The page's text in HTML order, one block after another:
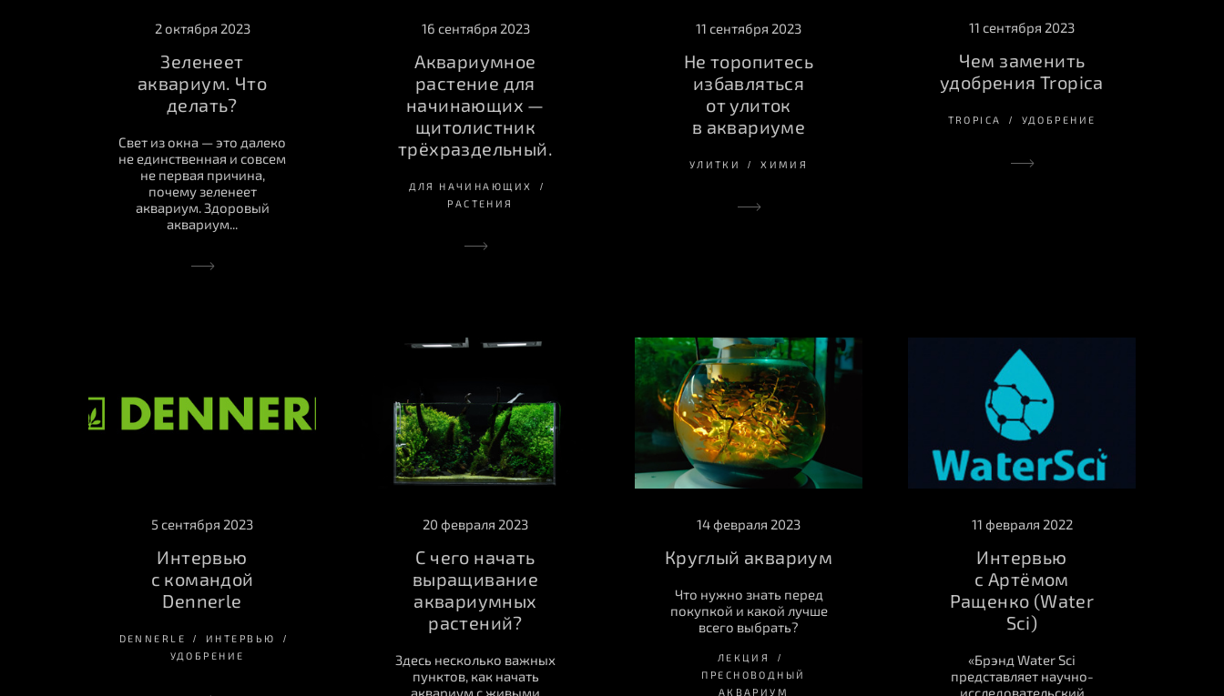
2 октября 2023
Зеленеет
аквариум. Что
делать?
Свет из окна — это далеко
не единственная и совсем
не первая причина,
почему зеленеет
аквариум. Здоровый
аквариум...
16 сентября 2023
Аквариумное
растение для
начинающих —
щитолистник
трёхраздельный.
ДЛЯ НАЧИНАЮЩИХ
РАСТЕНИЯ
11 сентября 2023
Не торопитесь
избавляться
от улиток
в аквариуме
УЛИТКИ ХИМИЯ
11 сентября 2023
Чем заменить
удобрения Tropica
TROPICA УДОБРЕНИЕ
5 сентября 2023
Интервью
с командой
Dennerle
DENNERLE
ИНТЕРВЬЮ
УДОБРЕНИЕ
20 февраля 2023
С чего начать
выращивание
аквариумных
растений?
Здесь несколько важных
пунктов, как начать
аквариум с живыми
14 февраля 2023
Круглый аквариум
Что нужно знать перед
покупкой и какой лучше
всего выбрать?
ЛЕКЦИЯ
ПРЕСНОВОДНЫЙ
АКВАРИУМ
11 февраля 2022
Интервью
с Артёмом
Ращенко (Water
Sci)
«Брэнд Water Sci
представляет научно-
исследовательский